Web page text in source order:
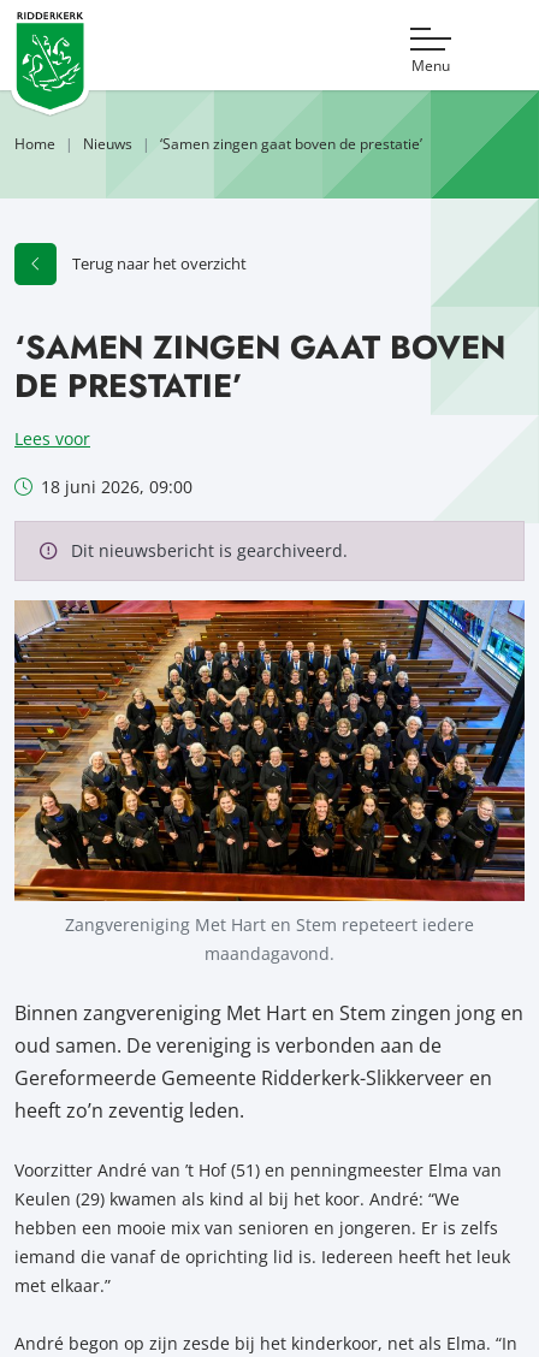
Menu
Home Nieuws ‘Samen zingen gaat boven de prestatie’
Terug naar het overzicht
‘SAMEN ZINGEN GAAT BOVEN
DE PRESTATIE’
Lees voor
18 juni 2026, 09:00
Dit nieuwsbericht is gearchiveerd.
Zangvereniging Met Hart en Stem repeteert iedere
maandagavond.
Binnen zangvereniging Met Hart en Stem zingen jong en
oud samen. De vereniging is verbonden aan de
Gereformeerde Gemeente Ridderkerk-Slikkerveer en
heeft zo’n zeventig leden.
Voorzitter André van ’t Hof (51) en penningmeester Elma van
Keulen (29) kwamen als kind al bij het koor. André: “We
hebben een mooie mix van senioren en jongeren. Er is zelfs
iemand die vanaf de oprichting lid is. Iedereen heeft het leuk
met elkaar.”
André begon op zijn zesde bij het kinderkoor, net als Elma. “In